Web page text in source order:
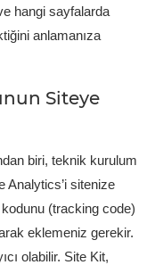
hangi sayfalarda
anlamanıza
Siteye
biri, teknik kurulum
Analytics’i sitenize
(tracking code)
eklemeniz gerekir.
olabilir. Site Kit,